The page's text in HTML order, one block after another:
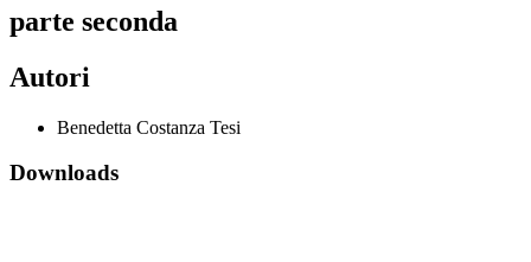
parte seconda
Autori
Benedetta Costanza Tesi
Downloads